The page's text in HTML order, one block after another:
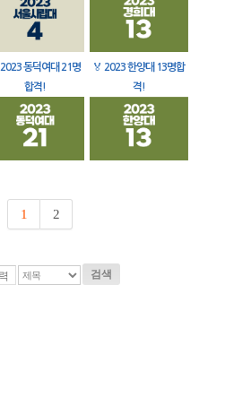
2023 동덕여대 21명
합격!
🏅 2023 한양대 13명합
격!
1 2
검색